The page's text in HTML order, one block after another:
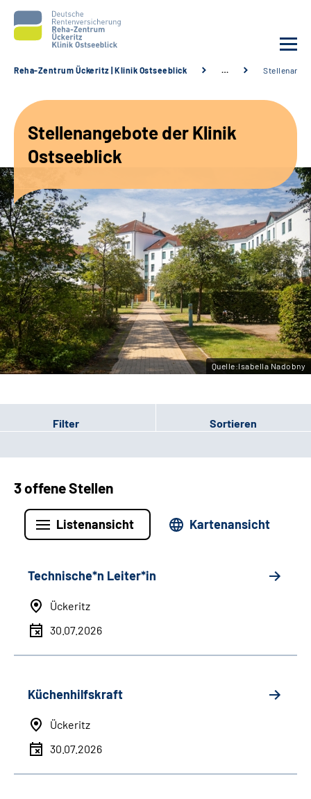
Unsere Angebote
Karriere
Sozialdienste & Zuweisende
Suche
Leichte Sprache
Gebärdensprache
Reha-Zentrum Ückeritz | Klinik Ostseeblick …
Stellenangebote der Klinik
Ostseeblick
Quelle:Isabella Nadobny
Filter Sortieren
3 offene Stellen
Listenansicht Kartenansicht
Technische*n Leiter*in
Ückeritz
30.07.2026
Küchenhilfskraft
Ückeritz
30.07.2026